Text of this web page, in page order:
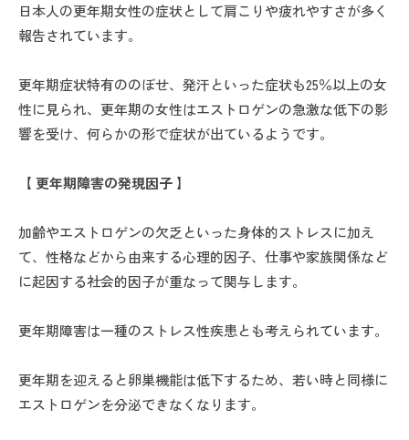
日本人の更年期女性の症状として肩こりや疲れやすさが多く
報告されています。
更年期症状特有ののぼせ、発汗といった症状も25％以上の女
性に見られ、更年期の女性はエストロゲンの急激な低下の影
響を受け、何らかの形で症状が出ているようです。
【 更年期障害の発現因子 】
加齢やエストロゲンの欠乏といった身体的ストレスに加え
て、性格などから由来する心理的因子、仕事や家族関係など
に起因する社会的因子が重なって関与します。
更年期障害は一種のストレス性疾患とも考えられています。
更年期を迎えると卵巣機能は低下するため、若い時と同様に
エストロゲンを分泌できなくなります。